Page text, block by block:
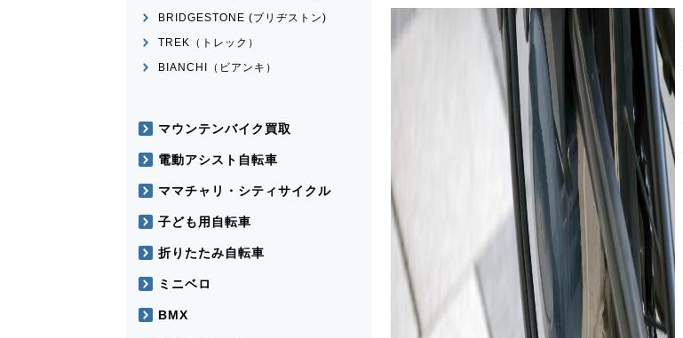
BRIDGESTONE (ブリヂストン)
TREK（トレック）
BIANCHI（ビアンキ）
マウンテンバイク買取
電動アシスト自転車
ママチャリ・シティサイクル
子ども用自転車
折りたたみ自転車
ミニベロ
BMX